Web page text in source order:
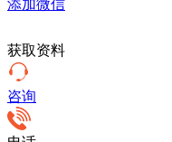
添加微信
获取资料
咨询